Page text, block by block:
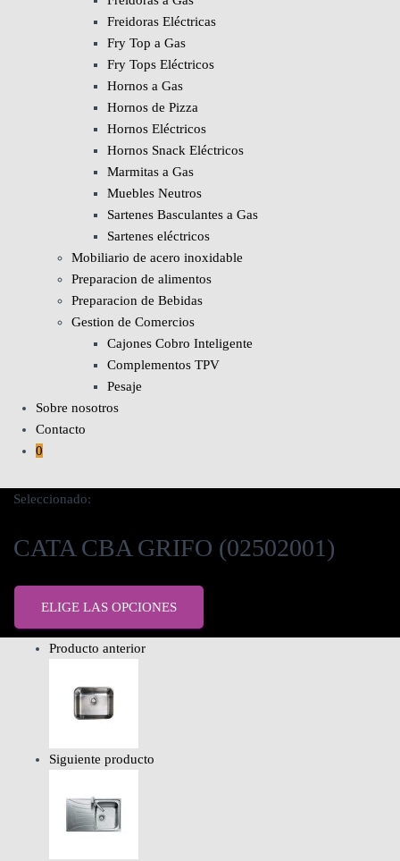
Freidoras Eléctricas
Fry Top a Gas
Fry Tops Eléctricos
Hornos a Gas
Hornos de Pizza
Hornos Eléctricos
Hornos Snack Eléctricos
Marmitas a Gas
Muebles Neutros
Sartenes Basculantes a Gas
Sartenes eléctricos
Mobiliario de acero inoxidable
Preparacion de alimentos
Preparacion de Bebidas
Gestion de Comercios
Cajones Cobro Inteligente
Complementos TPV
Pesaje
Sobre nosotros
Contacto
0
Seleccionado:
CATA CBA GRIFO (02502001)
ELIGE LAS OPCIONES
Producto anterior
Siguiente producto